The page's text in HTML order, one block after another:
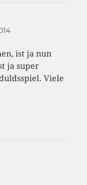
ist ja nun
ja super
Viele